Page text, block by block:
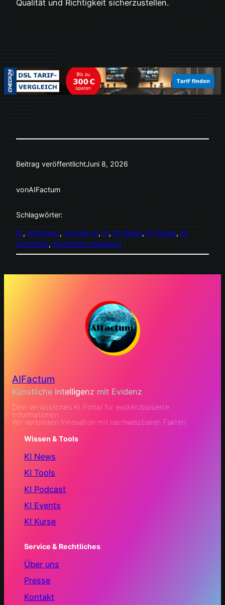
Qualität und Richtigkeit sicherzustellen.
Beitrag veröffentlichtJuni 8, 2026
vonAIFactum
Schlagwörter:
AI, Anthropic, Frontier AI, KI, KI-News, KI-Pause, KI-
Sicherheit, Künstliche Intelligenz
AIFactum
Künstliche Intelligenz mit Evidenz
Dein verlässliches KI Portal für evidenzbasierte
Informationen.
Wir verbinden Innovation mit nachweisbaren Fakten.
Wissen & Tools
KI News
KI Tools
KI Podcast
KI Events
KI Kurse
Service & Rechtliches
Über uns
Presse
Kontakt